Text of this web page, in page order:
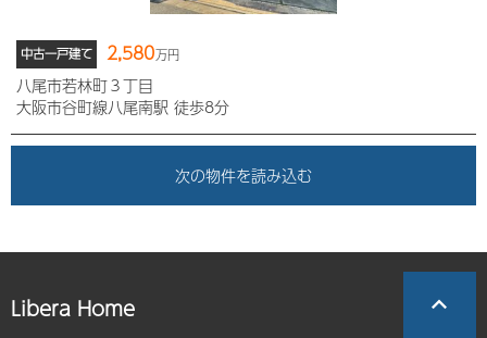
中古一戸建て 2,580万円
八尾市若林町３丁目
大阪市谷町線八尾南駅 徒歩8分
次の物件を読み込む
Libera Home